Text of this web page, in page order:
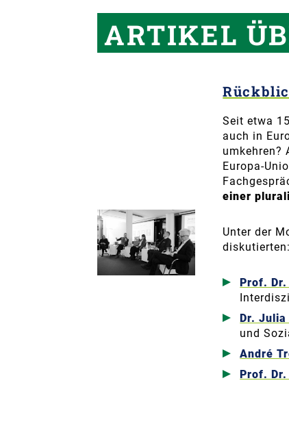
ARTIKEL
Seit etwa
auch in
umkehren?
Europa-
einer
Unter der
diskutierten:
Prof.
Dr. Julia
und
André
Prof.